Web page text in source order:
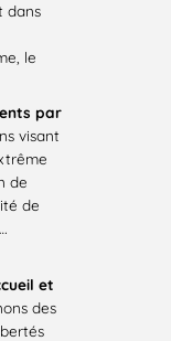
dans
le
par
visant
de
de
et
des